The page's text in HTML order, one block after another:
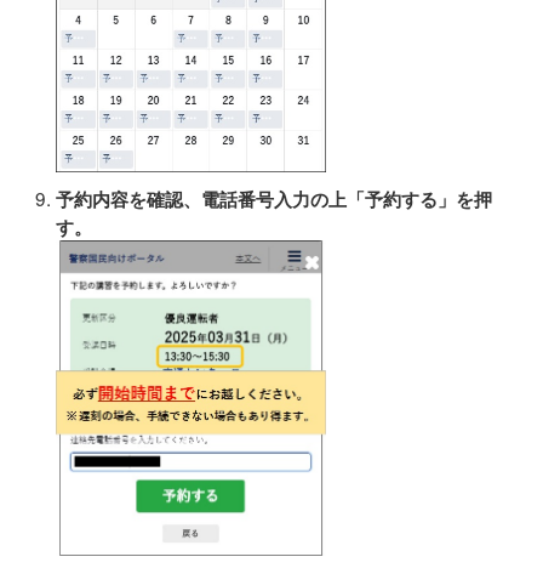
予約内容を確認、電話番号入力の上「予約する」を押
す。